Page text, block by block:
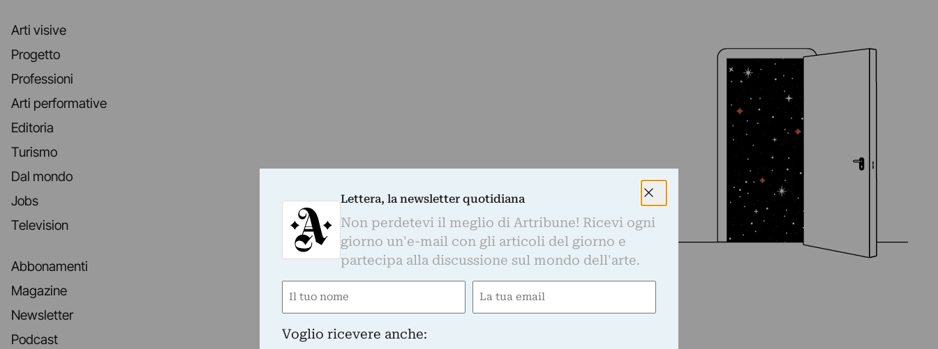
Arti visive
Progetto
Professioni
Arti performative
Editoria
Turismo
Dal mondo
Jobs
Television
Abbonamenti
Magazine
Newsletter
Podcast
Lettera, la newsletter quotidiana
Non perdetevi il meglio di Artribune! Ricevi ogni
giorno un'e-mail con gli articoli del giorno e
partecipa alla discussione sul mondo dell'arte.
Nome
Email
Voglio ricevere anche: